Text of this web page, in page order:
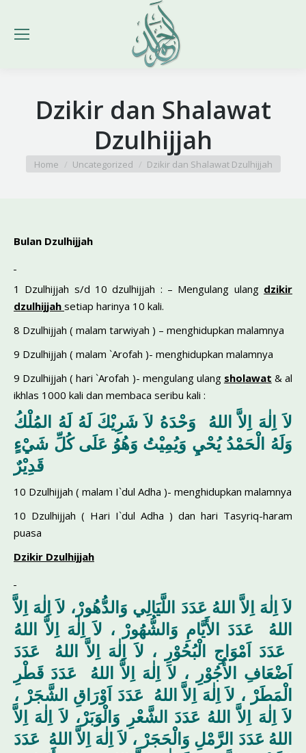
Dzikir dan Shalawat
Dzulhijjah
You are here:
Home Uncategorized Dzikir dan Shalawat Dzulhijjah
Bulan Dzulhijjah
1 Dzulhijjah s/d 10 dzulhijjah : – Mengulang ulang dzikir
dzulhijjah setiap harinya 10 kali.
8 Dzulhijjah ( malam tarwiyah ) – menghidupkan malamnya
9 Dzulhijjah ( malam `Arofah )- menghidupkan malamnya
9 Dzulhijjah ( hari `Arofah )- mengulang ulang sholawat & al
ikhlas 1000 kali dan membaca seribu kali :
لاَ اِلٰهَ اِلاَّ اللهُ وَحْدَهُ لاَ شَرِيْكَ لَهُ لَهُ المُلْكُ
وَلَهُ الْحَمْدُ يُحْيِ وَيُمِيْتُ وَهُوُ عَلَى كُلِّ شَيْءٍ
قَدِيْرٌ
10 Dzulhijjah ( malam I`dul Adha )- menghidupkan malamnya
10 Dzulhijjah ( Hari I`dul Adha ) dan hari Tasyriq-haram
puasa
Dzikir Dzulhijjah
لاَ اِلٰهَ اِلاَّ اللهُ عَدَدَ اللَّيَالِي وَالدُّهُورْ، لاَ اِلٰهَ اِلاَّ
اللهُ عَدَدَ الأَيَّامِ وَالشُّهُورْ ، لاَ اِلٰهَ اِلاَّ اللهُ
عَدَدَ اَمْوَاجِ الْبُحُوْرِ ، لاَ اِلٰهَ اِلاَّ اللهُ عَدَدَ
اَضْعَافِ الأُجُوْرِ ، لاَ اِلٰهَ اِلاَّ اللهُ عَدَدَ قَطْرِ
الْمَطَرْ ، لاَ اِلٰهَ اِلاَّ اللهُ عَدَدَ اَوْرَاقِ الشَّجَرْ ،
لاَ اِلٰهَ اِلاَّ اللهُ عَدَدَ الشَّعْرِ وَالْوَبَرْ، لاَ اِلٰهَ اِلاَّ
اللهُ عَدَدَ الرَّمْلِ وَالْحَجَرْ ، لاَ اِلٰهَ اِلاَّ اللهُ عَدَدَ